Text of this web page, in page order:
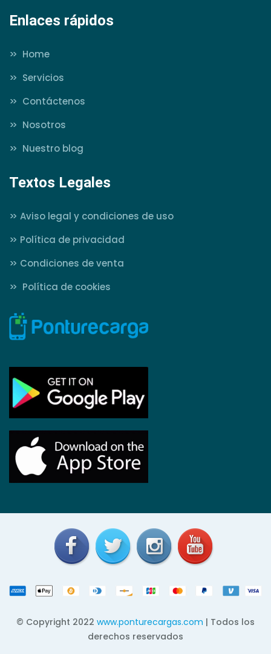
Enlaces rápidos
>>
Home
>>
Servicios
>>
Contáctenos
>>
Nosotros
>>
Nuestro blog
Textos Legales
>> Aviso legal y condiciones de uso
>> Política de privacidad
>> Condiciones de venta
>>
Política de cookies
© Copyright 2022 www.ponturecargas.com | Todos los
derechos reservados